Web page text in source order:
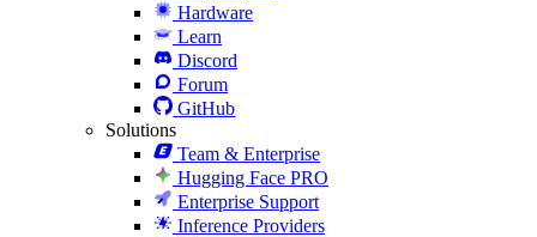
Hardware
Learn
Discord
Forum
GitHub
Solutions
Team & Enterprise
Hugging Face PRO
Enterprise Support
Inference Providers